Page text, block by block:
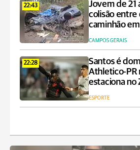
22:43
Jovem de 21
colisão entre
caminhão
CAMPOS GERAIS
22:28
Santos é
Athletico-PR
estaciona no
ESPORTE